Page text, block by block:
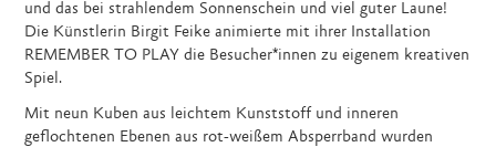
und das bei strahlendem Sonnenschein und viel guter Laune!
Die Künstlerin Birgit Feike animierte mit ihrer Installation
REMEMBER TO PLAY die Besucher*innen zu eigenem kreativen
Spiel.
Mit neun Kuben aus leichtem Kunststoff und inneren
geflochtenen Ebenen aus rot-weißem Absperrband wurden